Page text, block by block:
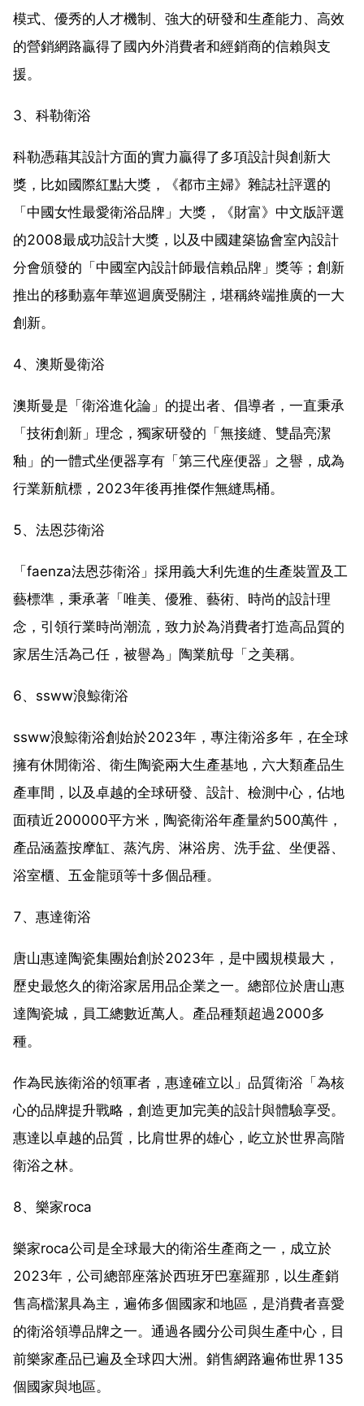
模式、優秀的人才機制、強大的研發和生產能力、高效
的營銷網路贏得了國內外消費者和經銷商的信賴與支
援。
3、科勒衛浴
科勒憑藉其設計方面的實力贏得了多項設計與創新大
獎，比如國際紅點大獎，《都市主婦》雜誌社評選的
「中國女性最愛衛浴品牌」大獎，《財富》中文版評選
的2008最成功設計大獎，以及中國建築協會室內設計
分會頒發的「中國室內設計師最信賴品牌」獎等；創新
推出的移動嘉年華巡迴廣受關注，堪稱終端推廣的一大
創新。
4、澳斯曼衛浴
澳斯曼是「衛浴進化論」的提出者、倡導者，一直秉承
「技術創新」理念，獨家研發的「無接縫、雙晶亮潔
釉」的一體式坐便器享有「第三代座便器」之譽，成為
行業新航標，2023年後再推傑作無縫馬桶。
5、法恩莎衛浴
「faenza法恩莎衛浴」採用義大利先進的生產裝置及工
藝標準，秉承著「唯美、優雅、藝術、時尚的設計理
念，引領行業時尚潮流，致力於為消費者打造高品質的
家居生活為己任，被譽為」陶業航母「之美稱。
6、ssww浪鯨衛浴
ssww浪鯨衛浴創始於2023年，專注衛浴多年，在全球
擁有休閒衛浴、衛生陶瓷兩大生產基地，六大類產品生
產車間，以及卓越的全球研發、設計、檢測中心，佔地
面積近200000平方米，陶瓷衛浴年產量約500萬件，
產品涵蓋按摩缸、蒸汽房、淋浴房、洗手盆、坐便器、
浴室櫃、五金龍頭等十多個品種。
7、惠達衛浴
唐山惠達陶瓷集團始創於2023年，是中國規模最大，
歷史最悠久的衛浴家居用品企業之一。總部位於唐山惠
達陶瓷城，員工總數近萬人。產品種類超過2000多
種。
作為民族衛浴的領軍者，惠達確立以」品質衛浴「為核
心的品牌提升戰略，創造更加完美的設計與體驗享受。
惠達以卓越的品質，比肩世界的雄心，屹立於世界高階
衛浴之林。
8、樂家roca
樂家roca公司是全球最大的衛浴生產商之一，成立於
2023年，公司總部座落於西班牙巴塞羅那，以生產銷
售高檔潔具為主，遍佈多個國家和地區，是消費者喜愛
的衛浴領導品牌之一。通過各國分公司與生產中心，目
前樂家產品已遍及全球四大洲。銷售網路遍佈世界135
個國家與地區。